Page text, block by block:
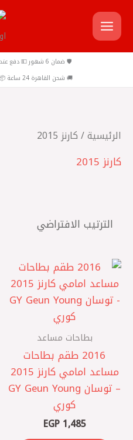
تخطي
إلى
المحتوى
🛡️ ضمان 6 شهور 💵 دفع عند الاستلام 🔄 استبدال سهل
🚚 شحن القاهرة 24 ساعة 📦 شحن المحافظات 72 ساعة
الرئيسية/ كارنز 2015
كارنز 2015
بطاحات مساعد
2016 طقم بطاحات
مساعد امامي كارنز 2015
– توسان GY Geun Young
كوري
EGP1,485